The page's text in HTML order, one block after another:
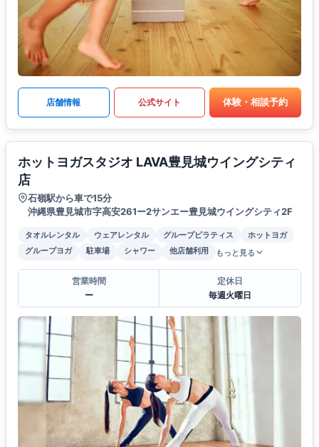
店舗情報 公式サイト 体験・相談予約
ホットヨガスタジオ LAVA豊見城ウイングシティ
店
石嶺駅から車で15分
沖縄県豊見城市字高安261ー2サンエー豊見城ウイングシティ2F
タオルレンタル ウェアレンタル グループピラティス
ホットヨガ
グループヨガ
駐車場 シャワー 他店舗利用 もっと見る
営業時間
ー
定休日
毎週火曜日